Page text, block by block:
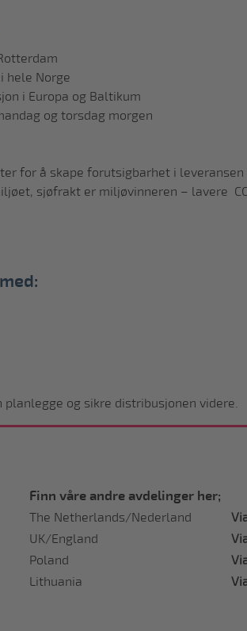
hele Norge
i Europa og Baltikum
og torsdag morgen
for å skape forutsigbarhet i leveransen
sjøfrakt er miljøvinneren – lavere
planlegge og sikre distribusjonen videre.
Finn våre andre avdelinger her;
The Netherlands/Nederland
UK/England
Poland
Lithuania